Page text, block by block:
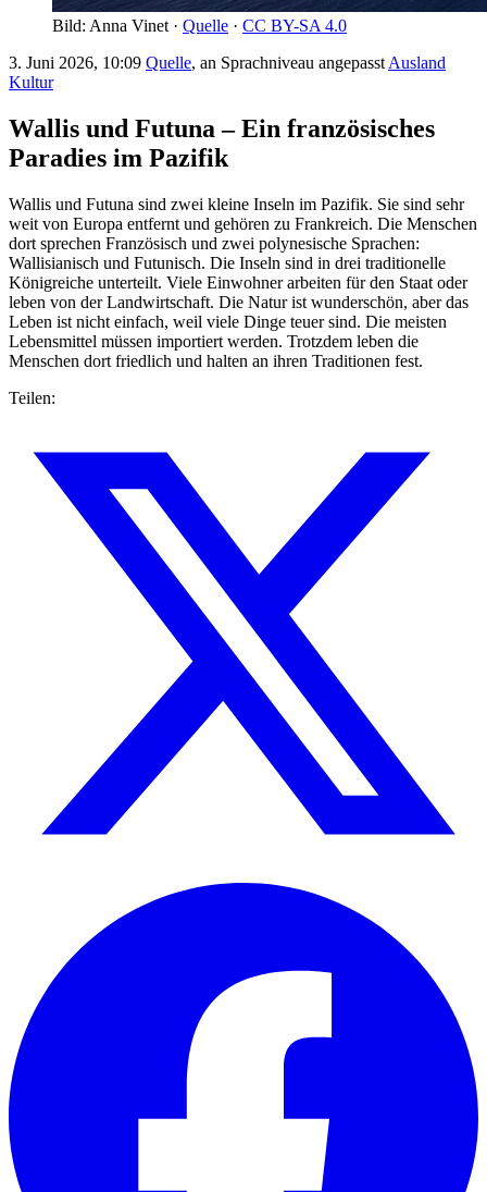
Bild: Anna Vinet · Quelle · CC BY-SA 4.0
3. Juni 2026, 10:09 Quelle, an Sprachniveau angepasst Ausland
Kultur
Wallis und Futuna – Ein französisches
Paradies im Pazifik
Wallis und Futuna sind zwei kleine Inseln im Pazifik. Sie sind sehr
weit von Europa entfernt und gehören zu Frankreich. Die Menschen
dort sprechen Französisch und zwei polynesische Sprachen:
Wallisianisch und Futunisch. Die Inseln sind in drei traditionelle
Königreiche unterteilt. Viele Einwohner arbeiten für den Staat oder
leben von der Landwirtschaft. Die Natur ist wunderschön, aber das
Leben ist nicht einfach, weil viele Dinge teuer sind. Die meisten
Lebensmittel müssen importiert werden. Trotzdem leben die
Menschen dort friedlich und halten an ihren Traditionen fest.
Teilen: